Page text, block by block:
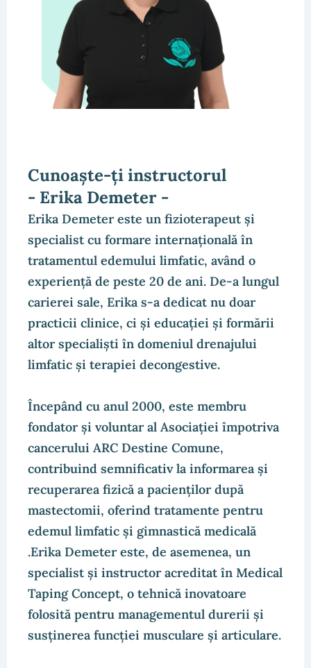
Cunoaște-ți instructorul
- Erika Demeter -
Erika Demeter este un fizioterapeut și
specialist cu formare internațională în
tratamentul edemului limfatic, având o
experiență de peste 20 de ani. De-a lungul
carierei sale, Erika s-a dedicat nu doar
practicii clinice, ci și educației și formării
altor specialiști în domeniul drenajului
limfatic și terapiei decongestive.
Începând cu anul 2000, este membru
fondator și voluntar al Asociației împotriva
cancerului ARC Destine Comune,
contribuind semnificativ la informarea și
recuperarea fizică a pacienților după
mastectomii, oferind tratamente pentru
edemul limfatic și gimnastică medicală​
.Erika Demeter este, de asemenea, un
specialist și instructor acreditat în Medical
Taping Concept, o tehnică inovatoare
folosită pentru managementul durerii și
susținerea funcției musculare și articulare.